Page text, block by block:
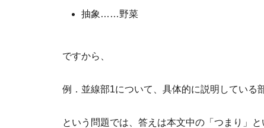
抽象……野菜
ですから、
例．並線部1について、具体的に説明している
という問題では、答えは本文中の「つまり」